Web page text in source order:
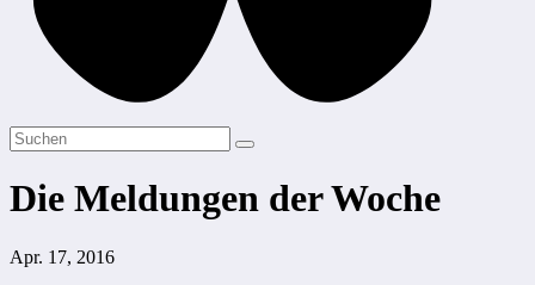
Die Meldungen der Woche
Apr. 17, 2016